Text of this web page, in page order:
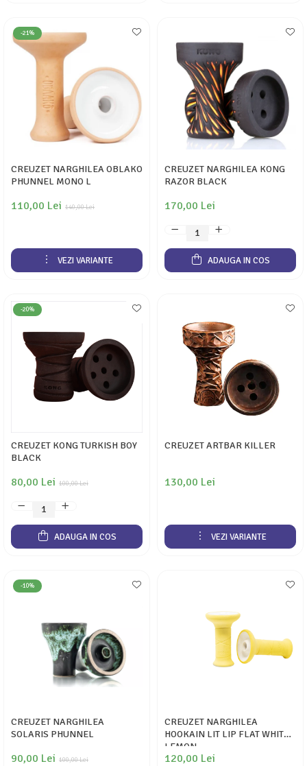
-21%
CREUZET NARGHILEA OBLAKO
PHUNNEL MONO L
140,00 Lei
110,00 Lei
VEZI VARIANTE
CREUZET NARGHILEA KONG
RAZOR BLACK
170,00 Lei
ADAUGA IN COS
-20%
CREUZET KONG TURKISH BOY
BLACK
100,00 Lei
80,00 Lei
ADAUGA IN COS
CREUZET ARTBAR KILLER
130,00 Lei
VEZI VARIANTE
-10%
CREUZET NARGHILEA
SOLARIS PHUNNEL
100,00 Lei
90,00 Lei
CREUZET NARGHILEA
HOOKAIN LIT LIP FLAT WHITE
LEMON
120,00 Lei